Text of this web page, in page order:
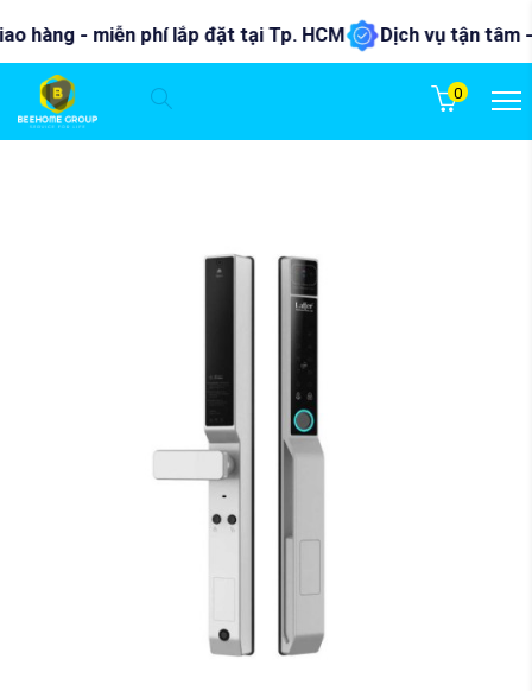
hàng - miễn phí lắp đặt tại Tp. HCM Dịch vụ tận tâm -
0